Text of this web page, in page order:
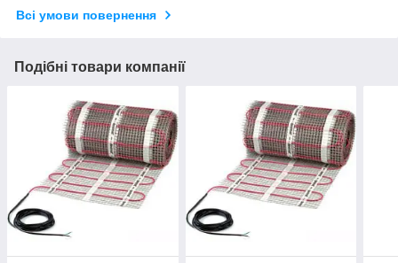
Всі умови повернення
Подібні товари компанії